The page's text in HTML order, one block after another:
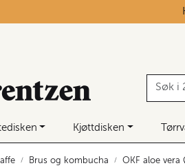
Kjøttdisken
Brus og kombucha OKF aloe